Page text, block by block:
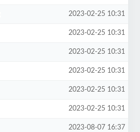
2023-02-25 10:31
2023-02-25 10:31
2023-02-25 10:31
2023-02-25 10:31
2023-02-25 10:31
2023-02-25 10:31
2023-08-07 16:37